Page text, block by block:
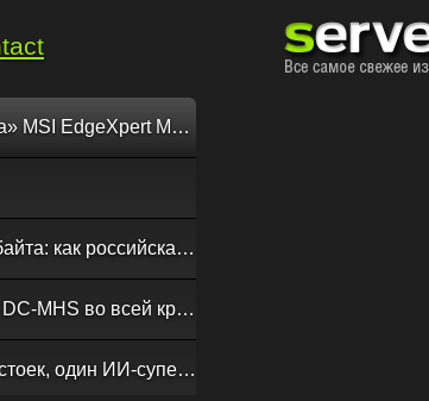
Обзор «малолитражного суперкомпьютера» MSI EdgeXpert MS-C931
Своевременная доставка до последнего байта: как российская сеть Curator CDN совмещает скорость, безопасность и гибкость управления
Обзор сервера ASUS RS720A-E13-RS8G: DC-MHS во всей красе
NVIDIA Vera Rubin POD: семь чипов, пять стоек, один ИИ-суперкомпьютер